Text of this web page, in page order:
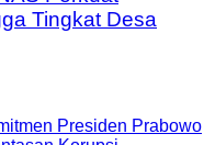
Tingkat Desa